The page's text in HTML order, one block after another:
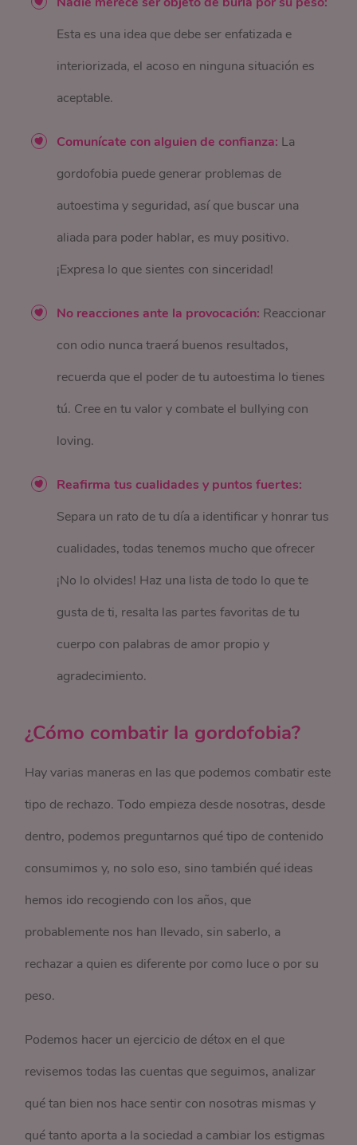
Esta es una idea que debe ser enfatizada e
interiorizada, el acoso en ninguna situación es
aceptable.
Comunícate con alguien de confianza: La
gordofobia puede generar problemas de
autoestima y seguridad, así que buscar una
aliada para poder hablar, es muy positivo.
¡Expresa lo que sientes con sinceridad!
No reacciones ante la provocación: Reaccionar
con odio nunca traerá buenos resultados,
recuerda que el poder de tu autoestima lo tienes
tú. Cree en tu valor y combate el bullying con
loving.
Reafirma tus cualidades y puntos fuertes:
Separa un rato de tu día a identificar y honrar tus
cualidades, todas tenemos mucho que ofrecer
¡No lo olvides! Haz una lista de todo lo que te
gusta de ti, resalta las partes favoritas de tu
cuerpo con palabras de amor propio y
agradecimiento.
¿Cómo combatir la gordofobia?
Hay varias maneras en las que podemos combatir este
tipo de rechazo. Todo empieza desde nosotras, desde
dentro, podemos preguntarnos qué tipo de contenido
consumimos y, no solo eso, sino también qué ideas
hemos ido recogiendo con los años, que
probablemente nos han llevado, sin saberlo, a
rechazar a quien es diferente por como luce o por su
peso.
Podemos hacer un ejercicio de détox en el que
revisemos todas las cuentas que seguimos, analizar
qué tan bien nos hace sentir con nosotras mismas y
qué tanto aporta a la sociedad a cambiar los estigmas